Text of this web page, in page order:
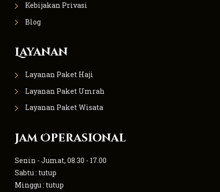
Kebijakan Privasi
Blog
Layanan
Layanan Paket Haji
Layanan Paket Umrah
Layanan Paket Wisata
Jam Operasional
Senin - Jumat, 08.30 - 17.00
Sabtu : tutup
Minggu : tutup